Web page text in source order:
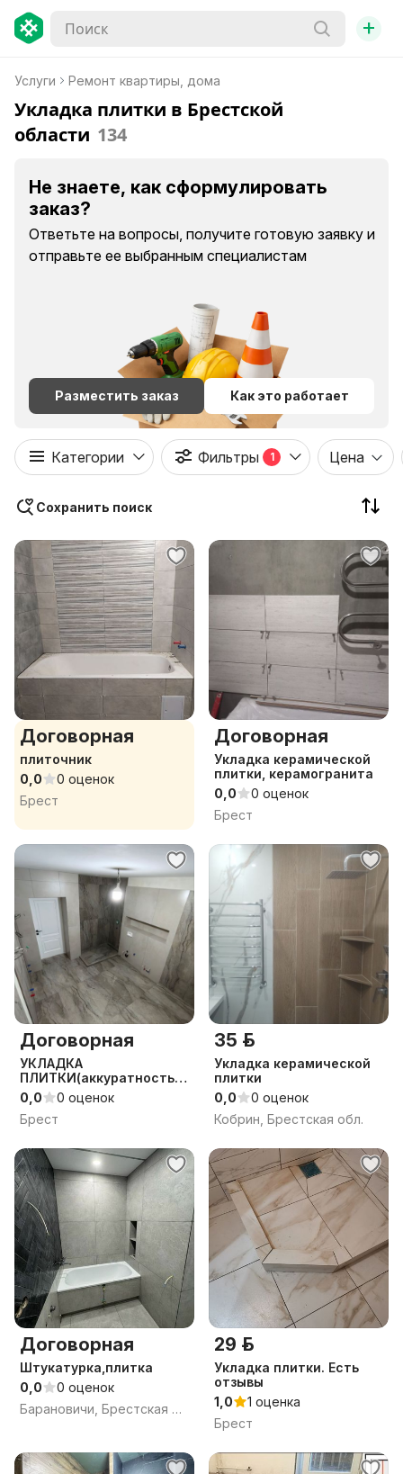
+
Услуги Ремонт квартиры, дома
Укладка плитки в Брестской
области 134
Не знаете, как сформулировать
заказ?
Ответьте на вопросы, получите готовую заявку и
отправьте ее выбранным специалистам
Разместить заказ Как это работает
Категории Фильтры 1 Цена
Сохранить поиск
Договорная
плиточник
0,0
0 оценок
Брест
Договорная
Укладка керамической
плитки, керамогранита
0,0
0 оценок
Брест
Договорная
УКЛАДКА
ПЛИТКИ(аккуратность и
чистота на объекте)
0,0
0 оценок
Брест
35 р.
Укладка керамической
плитки
0,0
0 оценок
Кобрин, Брестская обл.
Договорная
Штукатурка,плитка
0,0
0 оценок
Барановичи, Брестская обл.
29 р.
Укладка плитки. Есть
отзывы
1,0
1 оценка
Брест